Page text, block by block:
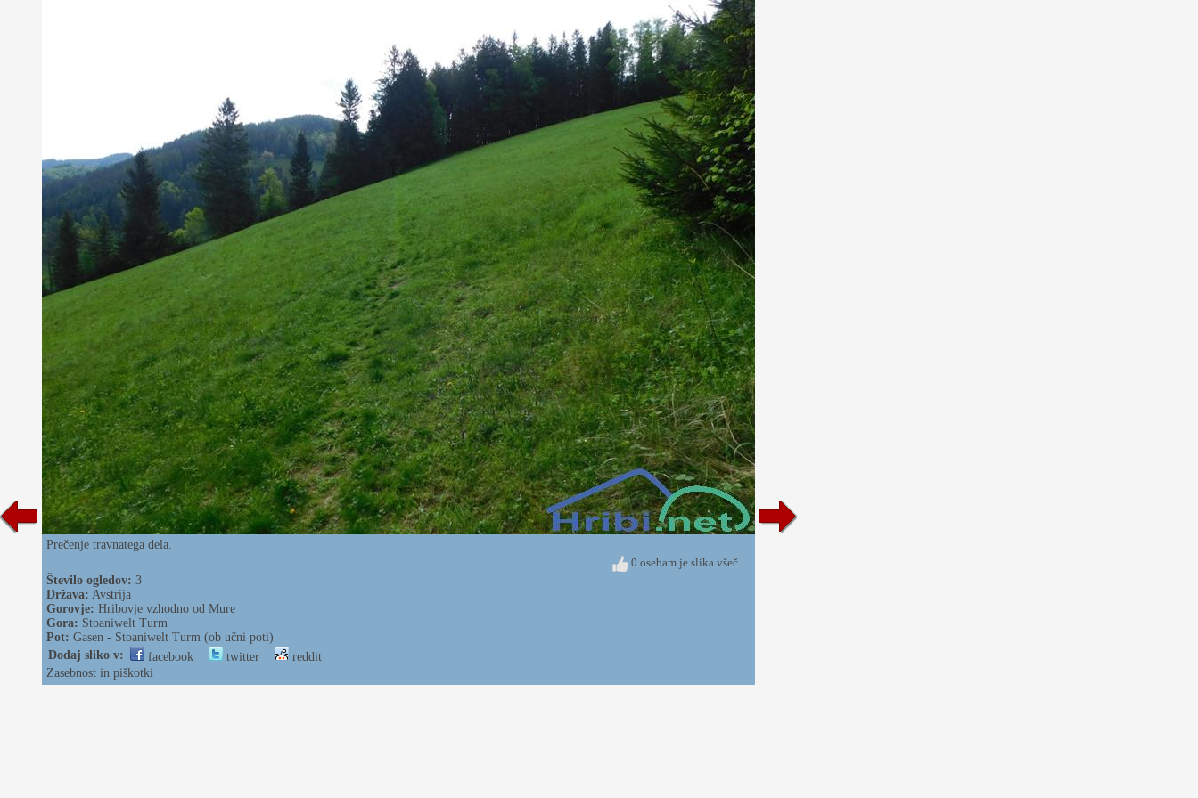
Prečenje travnatega dela.
0 osebam je slika všeč
Število ogledov: 3
Država: Avstrija
Gorovje: Hribovje vzhodno od Mure
Gora: Stoaniwelt Turm
Pot: Gasen - Stoaniwelt Turm (ob učni poti)
Dodaj sliko v:
facebook twitter
reddit
Zasebnost in piškotki